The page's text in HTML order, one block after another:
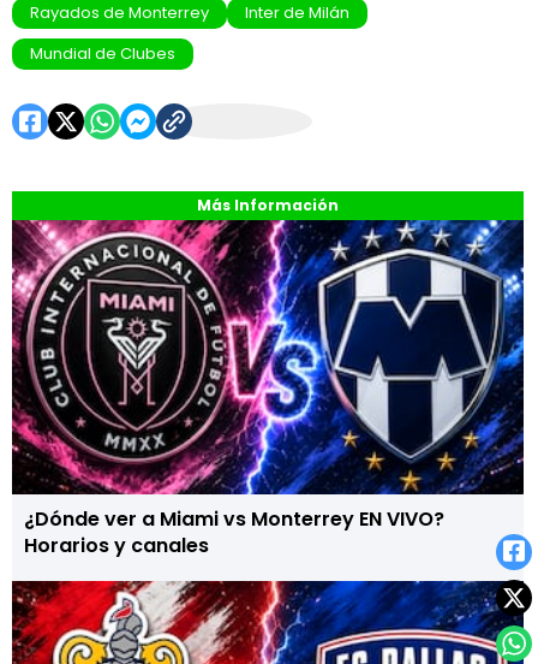
Más Información
¿Dónde ver a Miami vs Monterrey EN VIVO?
Horarios y canales
Rayados de Monterrey
Inter de Milán
Mundial de Clubes